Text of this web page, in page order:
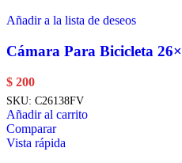
Añadir a la lista de deseos
Cámara Para Bicicleta
$ 200
SKU: C26138FV
Añadir al carrito
Comparar
Vista rápida